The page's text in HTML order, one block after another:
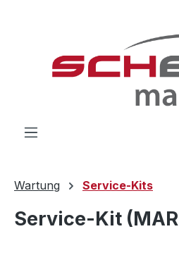
Wartung Service-Kits
Service-Kit